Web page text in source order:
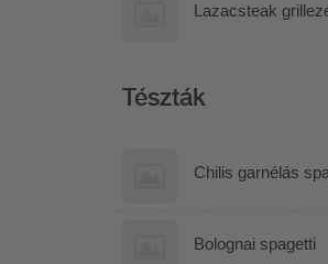
Lazacsteak
Tészták
Chilis garnélás
Bolognai spagetti